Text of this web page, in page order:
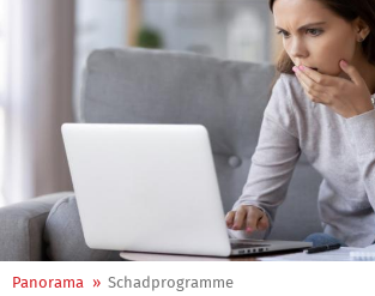
Panorama » Schadprogramme